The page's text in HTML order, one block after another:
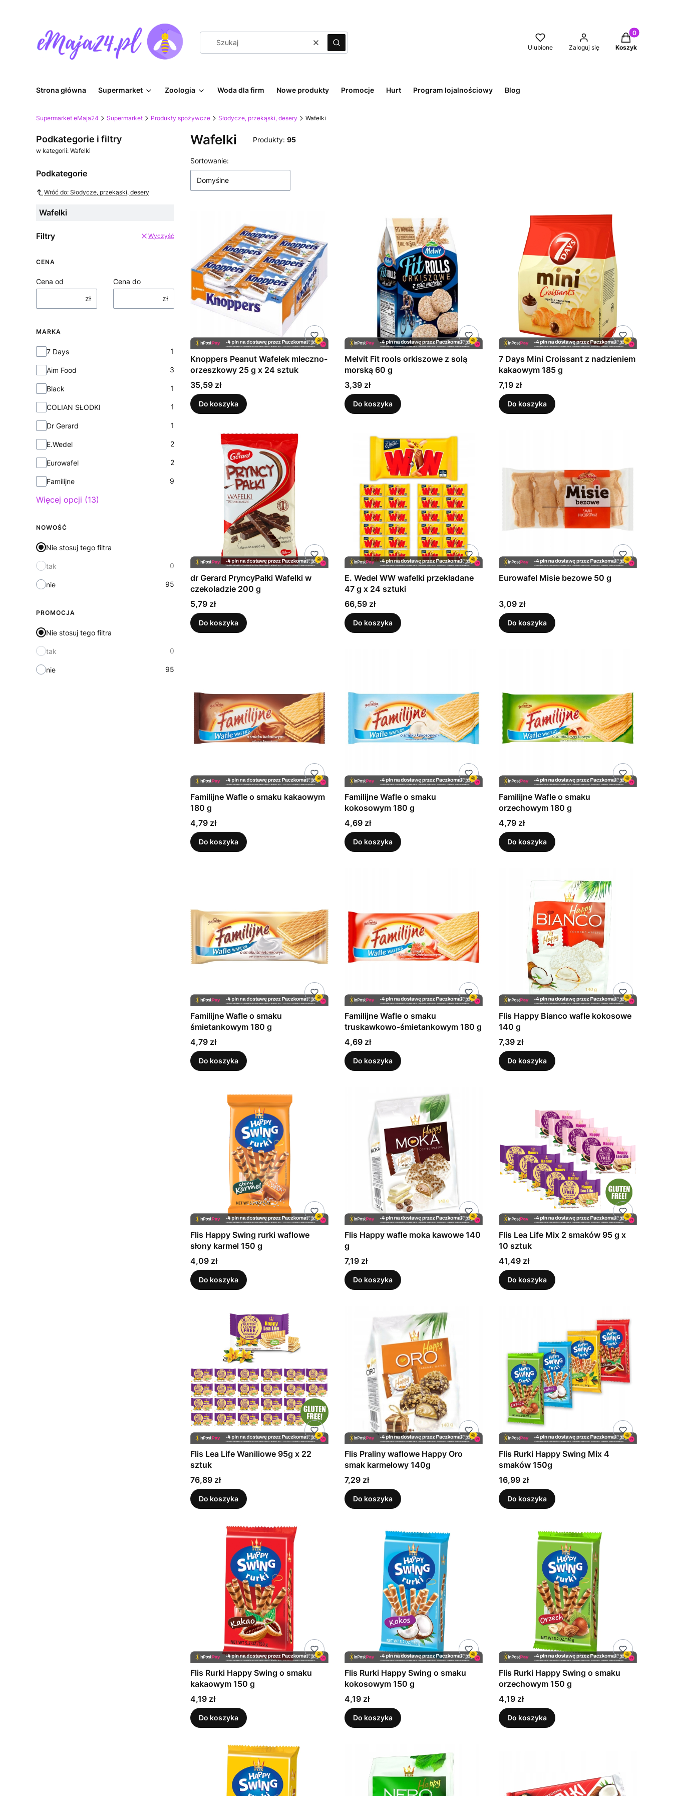
WyczyśćSzukaj Ulubione Zaloguj się
Produkty w
Koszyk
Strona główna Supermarket Zoologia Woda dla firm Nowe produkty Promocje Hurt Program lojalnościowy Blog
Supermarket eMaja24 Supermarket Produkty spożywcze Słodycze, przekąski, desery Wafelki
Podkategorie i filtry
w kategorii: Wafelki
Podkategorie
Wróć do: Słodycze, przekąski, desery
Wafelki
Filtry Wyczyść
CENA
Cena od
zł
Cena do
zł
MARKA
Marka
7 Days 1
Aim Food 3
Black 1
COLIAN SŁODKI 1
Dr Gerard 1
E.Wedel 2
Eurowafel 2
Familijne 9
Więcej opcji (13)
NOWOŚĆ
Nie stosuj tego filtra
tak 0
nie 95
PROMOCJA
Nie stosuj tego filtra
tak 0
nie 95
Wafelki Produkty: 95
Lista produktów
Sortowanie:
Domyślne
Knoppers Peanut Wafelek mleczno-
orzeszkowy 25 g x 24 sztuk
Cena
35,59 zł
Do koszyka
Melvit Fit rools orkiszowe z solą
morską 60 g
Cena
3,39 zł
Do koszyka
7 Days Mini Croissant z nadzieniem
kakaowym 185 g
Cena
7,19 zł
Do koszyka
dr Gerard PryncyPałki Wafelki w
czekoladzie 200 g
Cena
5,79 zł
Do koszyka
E. Wedel WW wafelki przekładane
47 g x 24 sztuki
Cena
66,59 zł
Do koszyka
Eurowafel Misie bezowe 50 g
Cena
3,09 zł
Do koszyka
Familijne Wafle o smaku kakaowym
180 g
Cena
4,79 zł
Do koszyka
Familijne Wafle o smaku
kokosowym 180 g
Cena
4,69 zł
Do koszyka
Familijne Wafle o smaku
orzechowym 180 g
Cena
4,79 zł
Do koszyka
Familijne Wafle o smaku
śmietankowym 180 g
Cena
4,79 zł
Do koszyka
Familijne Wafle o smaku
truskawkowo-śmietankowym 180 g
Cena
4,69 zł
Do koszyka
Flis Happy Bianco wafle kokosowe
140 g
Cena
7,39 zł
Do koszyka
Flis Happy Swing rurki waflowe
słony karmel 150 g
Cena
4,09 zł
Do koszyka
Flis Happy wafle moka kawowe 140
g
Cena
7,19 zł
Do koszyka
Flis Lea Life Mix 2 smaków 95 g x
10 sztuk
Cena
41,49 zł
Do koszyka
Flis Lea Life Waniliowe 95g x 22
sztuk
Cena
76,89 zł
Do koszyka
Flis Praliny waflowe Happy Oro
smak karmelowy 140g
Cena
7,29 zł
Do koszyka
Flis Rurki Happy Swing Mix 4
smaków 150g
Cena
16,99 zł
Do koszyka
Flis Rurki Happy Swing o smaku
kakaowym 150 g
Cena
4,19 zł
Do koszyka
Flis Rurki Happy Swing o smaku
kokosowym 150 g
Cena
4,19 zł
Do koszyka
Flis Rurki Happy Swing o smaku
orzechowym 150 g
Cena
4,19 zł
Do koszyka